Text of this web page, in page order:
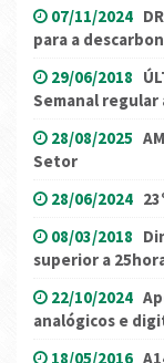
07/11/2024
para a
29/06/2018
Semanal regular
28/08/2025
Setor
28/06/2024
08/03/2018
superior a
22/10/2024
analógicos e
18/05/2016